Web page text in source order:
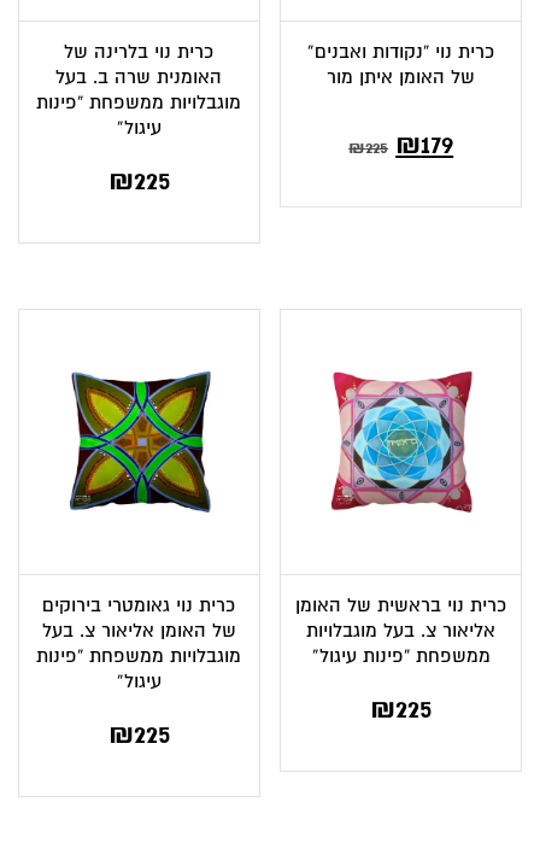
כרית נוי “נקודות ואבנים”
של האומן איתן מור
₪225 המחיר
₪179המחיר
כרית נוי בלרינה של
האומנית שרה ב. בעל
מוגבלויות ממשפחת “פינות
עיגול”
₪225
כרית נוי בראשית של האומן
אליאור צ. בעל מוגבלויות
ממשפחת “פינות עיגול”
₪225
כרית נוי גאומטרי בירוקים
של האומן אליאור צ. בעל
מוגבלויות ממשפחת “פינות
עיגול”
₪225